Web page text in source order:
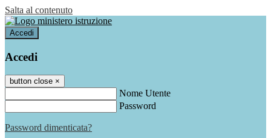
Salta al contenuto
Accedi
Accedi
button close ×
Nome Utente
Password
Password dimenticata?